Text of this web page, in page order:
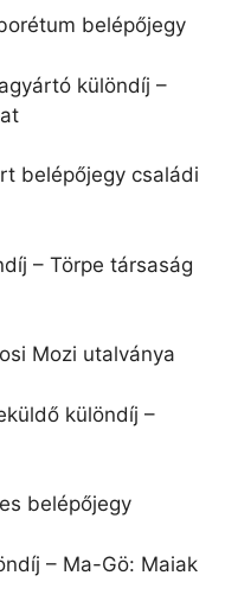
belépőjegy
különdíj –
belépőjegy családi
– Törpe társaság
Mozi utalványa
különdíj –
belépőjegy
– Ma-Gö: Maiak